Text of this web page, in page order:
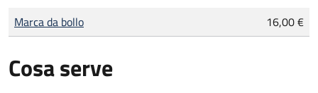
Tipo di pagamento
Importo
Marca da bollo 16,00 €
Cosa serve